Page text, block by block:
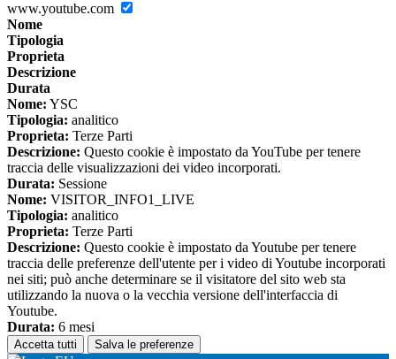
www.youtube.com
Nome
Tipologia
Proprieta
Descrizione
Durata
Nome: YSC
Tipologia: analitico
Proprieta: Terze Parti
Descrizione: Questo cookie è impostato da YouTube per tenere
traccia delle visualizzazioni dei video incorporati.
Durata: Sessione
Nome: VISITOR_INFO1_LIVE
Tipologia: analitico
Proprieta: Terze Parti
Descrizione: Questo cookie è impostato da Youtube per tenere
traccia delle preferenze dell'utente per i video di Youtube incorporati
nei siti; può anche determinare se il visitatore del sito web sta
utilizzando la nuova o la vecchia versione dell'interfaccia di
Youtube.
Durata: 6 mesi
Accetta tutti Salva le preferenze